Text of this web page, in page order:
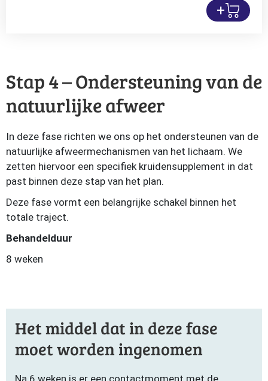
+
Stap 4 – Ondersteuning van de
natuurlijke afweer
In deze fase richten we ons op het ondersteunen van de
natuurlijke afweermechanismen van het lichaam. We
zetten hiervoor een specifiek kruidensupplement in dat
past binnen deze stap van het plan.
Deze fase vormt een belangrijke schakel binnen het
totale traject.
Behandelduur
8 weken
Het middel dat in deze fase
moet worden ingenomen
Na 6 weken is er een contactmoment met de